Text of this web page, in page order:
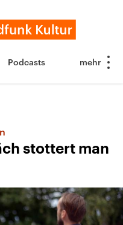
Podcasts
stottert man